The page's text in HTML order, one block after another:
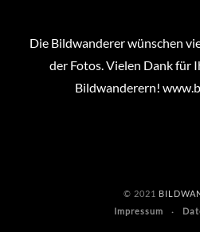
Die Bildwanderer wünschen
der Fotos. Vielen Dank für
Bildwanderern!
© 2021
Impressum